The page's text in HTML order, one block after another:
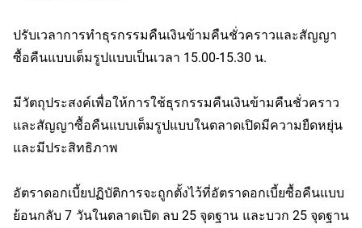
ปรับเวลาการทำธุรกรรมคืนเงินข้ามคืนชั่วคราวและสัญญา
ซื้อคืนแบบเต็มรูปแบบเป็นเวลา 15.00-15.30 น.
มีวัตถุประสงค์เพื่อให้การใช้ธุรกรรมคืนเงินข้ามคืนชั่วคราว
และสัญญาซื้อคืนแบบเต็มรูปแบบในตลาดเปิดมีความยืดหยุ่น
และมีประสิทธิภาพ
อัตราดอกเบี้ยปฏิบัติการจะถูกตั้งไว้ที่อัตราดอกเบี้ยซื้อคืนแบบ
ย้อนกลับ 7 วันในตลาดเปิด ลบ 25 จุดฐาน และบวก 25 จุดฐาน